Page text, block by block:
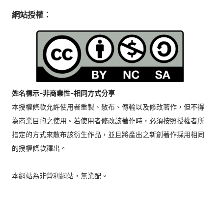
網站授權：
姓名標示-非商業性-相同方式分享
本授權條款允許使用者重製、散布、傳輸以及修改著作，但不得
為商業目的之使用。若使用者修改該著作時，必須按照授權者所
指定的方式來散布該衍生作品，並且將產出之新創著作採用相同
的授權條款釋出。
本網站為非營利網站，無業配。